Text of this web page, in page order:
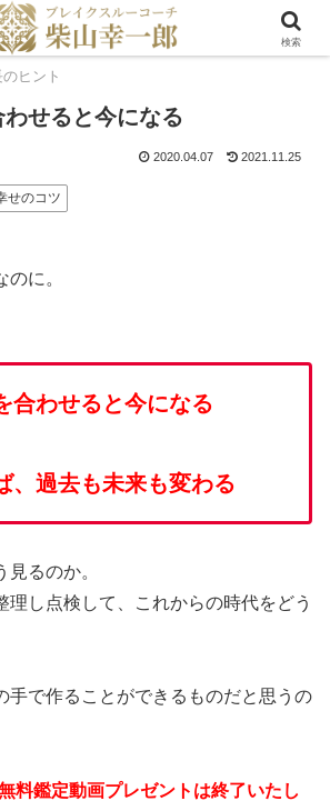
のヒント
せると今になる
2020.04.07 2021.11.25
せのコツ
に。
合わせると今になる
、過去も未来も変わる
るのか。
理し点検して、これからの時代をどう
手で作ることができるものだと思うの
料鑑定動画プレゼントは終了いたし
検索